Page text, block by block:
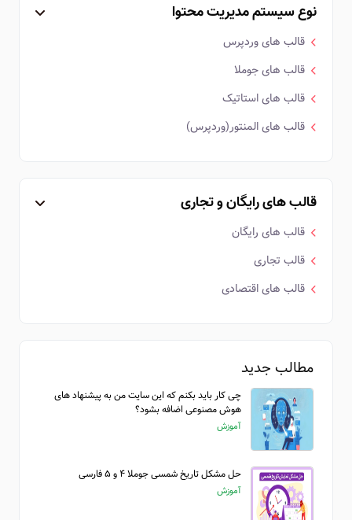
نوع سیستم مدیریت محتوا
قالب های وردپرس
قالب های جوملا
قالب های استاتیک
قالب های المنتور(وردپرس)
قالب های رایگان و تجاری
قالب های رایگان
قالب تجاری
قالب های اقتصادی
مطالب جدید
چی کار باید بکنم که این سایت من به پیشنهاد های
هوش مصنوعی اضافه بشود؟
آموزش
حل مشکل تاریخ شمسی جوملا ۴ و ۵ فارسی
آموزش